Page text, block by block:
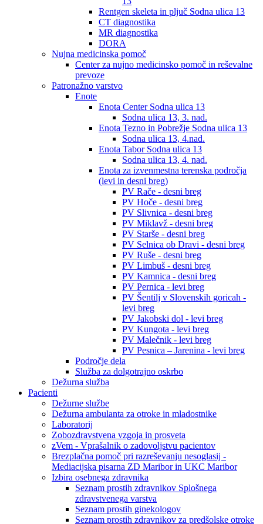
Rentgen skeleta in pljuč Sodna ulica 13
CT diagnostika
MR diagnostika
DORA
Nujna medicinska pomoč
Center za nujno medicinsko pomoč in reševalne
prevoze
Patronažno varstvo
Enote
Enota Center Sodna ulica 13
Sodna ulica 13, 3. nad.
Enota Tezno in Pobrežje Sodna ulica 13
Sodna ulica 13, 4.nad.
Enota Tabor Sodna ulica 13
Sodna ulica 13, 4. nad.
Enota za izvenmestna terenska področja
(levi in desni breg)
PV Rače - desni breg
PV Hoče - desni breg
PV Slivnica - desni breg
PV Miklavž - desni breg
PV Starše - desni breg
PV Selnica ob Dravi - desni breg
PV Ruše - desni breg
PV Limbuš - desni breg
PV Kamnica - desni breg
PV Pernica - levi breg
PV Šentilj v Slovenskih goricah -
levi breg
PV Jakobski dol - levi breg
PV Kungota - levi breg
PV Malečnik - levi breg
PV Pesnica – Jarenina - levi breg
Področje dela
Služba za dolgotrajno oskrbo
Dežurna služba
Pacienti
Dežurne službe
Dežurna ambulanta za otroke in mladostnike
Laboratorij
Zobozdravstvena vzgoja in prosveta
zVem - Vprašalnik o zadovoljstvu pacientov
Brezplačna pomoč pri razreševanju nesoglasij -
Mediacijska pisarna ZD Maribor in UKC Maribor
Izbira osebnega zdravnika
Seznam prostih zdravnikov Splošnega
zdravstvenega varstva
Seznam prostih ginekologov
Seznam prostih zdravnikov za predšolske otroke